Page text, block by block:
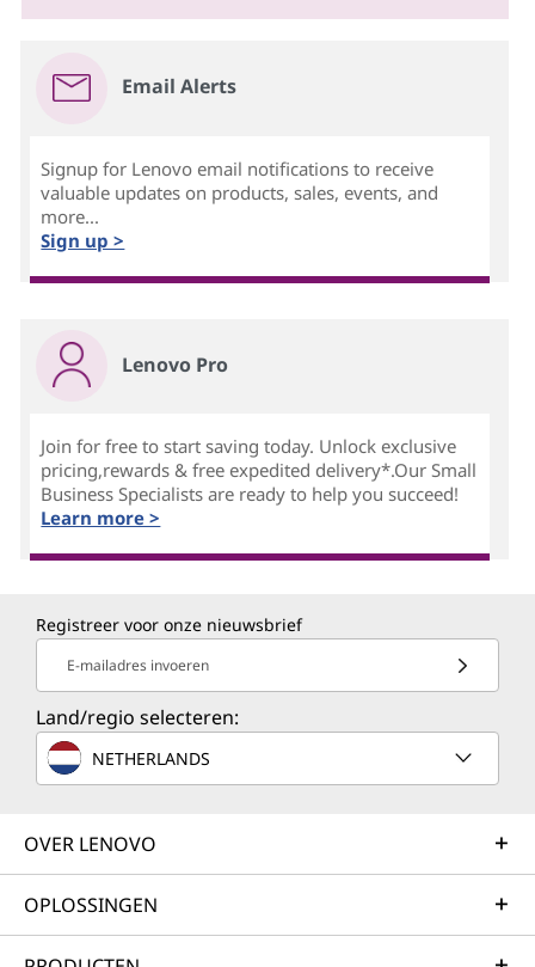
Email Alerts
Signup for Lenovo email notifications to receive
valuable updates on products, sales, events, and
more...
Sign up >
Lenovo Pro
Join for free to start saving today. Unlock exclusive
pricing,rewards & free expedited delivery*.Our Small
Business Specialists are ready to help you succeed!
Learn more >
Registreer voor onze nieuwsbrief
E-mailadres invoeren
Land/regio selecteren:
NETHERLANDS
OVER LENOVO
OPLOSSINGEN